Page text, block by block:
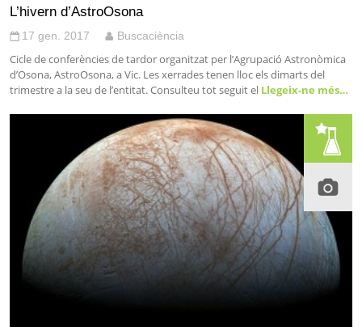
L’hivern d’AstroOsona
17 gen. 2017 Buscaciència
Cicle de conferències de tardor organitzat per l’Agrupació Astronòmica
d’Osona, AstroOsona, a Vic. Les xerrades tenen lloc els dimarts del
trimestre a la seu de l’entitat. Consulteu tot seguit el Llegeix-ne més…